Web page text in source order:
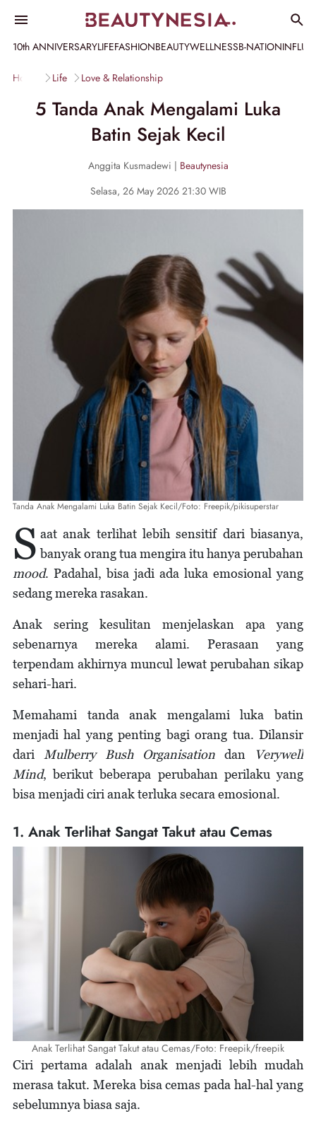
10th ANNIVERSARYLIFEFASHIONBEAUTYWELLNESSB-NATION
Home Life Love & Relationship
5 Tanda Anak Mengalami Luka
Batin Sejak Kecil
Anggita Kusmadewi | Beautynesia
Selasa, 26 May 2026 21:30 WIB
Tanda Anak Mengalami Luka Batin Sejak Kecil/Foto: Freepik/pikisuperstar
S aat anak terlihat lebih sensitif dari biasanya,
banyak orang tua mengira itu hanya perubahan
mood. Padahal, bisa jadi ada luka emosional yang
sedang mereka rasakan.
Anak sering kesulitan menjelaskan apa yang
sebenarnya mereka alami. Perasaan yang
terpendam akhirnya muncul lewat perubahan sikap
sehari-hari.
Memahami tanda anak mengalami luka batin
menjadi hal yang penting bagi orang tua. Dilansir
dari Mulberry Bush Organisation dan Verywell
Mind, berikut beberapa perubahan perilaku yang
bisa menjadi ciri anak terluka secara emosional.
1. Anak Terlihat Sangat Takut atau Cemas
Anak Terlihat Sangat Takut atau Cemas/Foto: Freepik/freepik
Ciri pertama adalah anak menjadi lebih mudah
merasa takut. Mereka bisa cemas pada hal-hal yang
sebelumnya biasa saja.